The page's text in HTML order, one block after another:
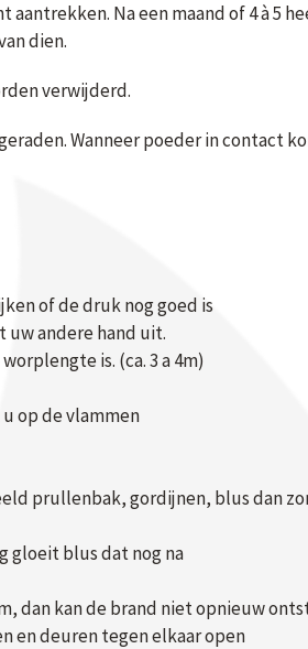
Na een maand of 4 à 5
dien.
verwijderd.
Wanneer poeder in contact
of de druk nog goed is
uw andere hand uit.
is. (ca. 3 a 4m)
op de vlammen
prullenbak, gordijnen, blus dan
gloeit blus dat nog na
dan kan de brand niet opnieuw
en deuren tegen elkaar open